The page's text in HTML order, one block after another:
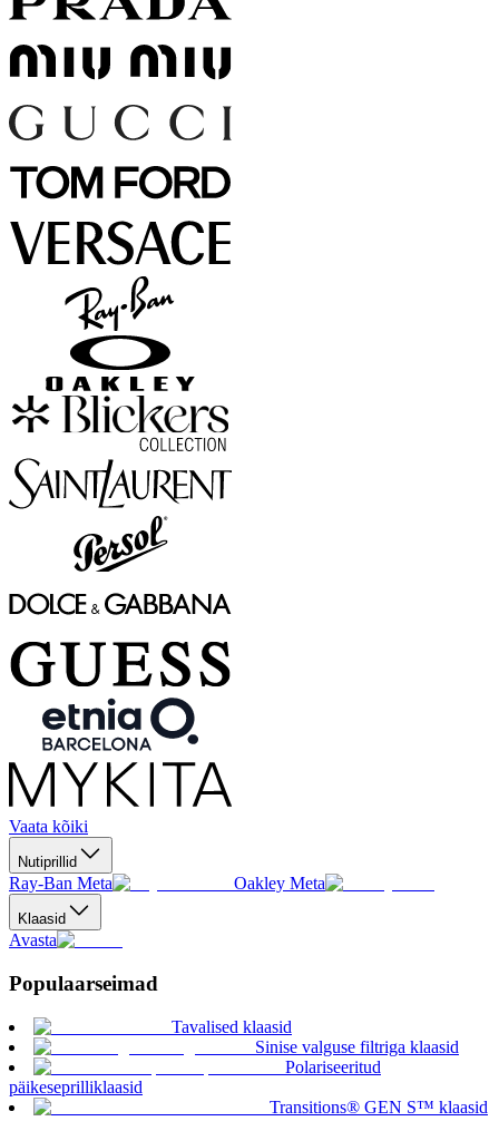
Vaata kõiki
Nutiprillid
Ray-Ban Meta Oakley Meta
Klaasid
Avasta
Populaarseimad
Tavalised klaasid
Sinise valguse filtriga klaasid
Polariseeritud
päikeseprilliklaasid
Transitions® GEN S™ klaasid